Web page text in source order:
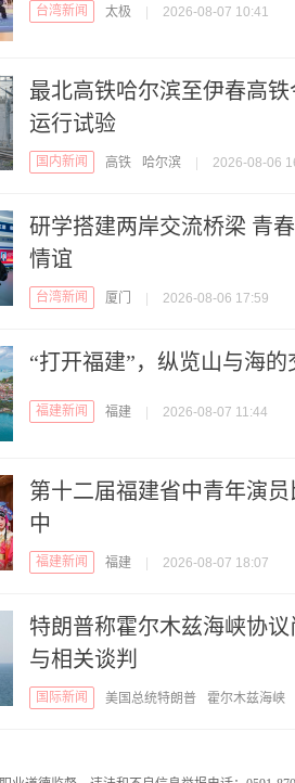
台湾新闻 太极 2026-08-07 10:41
最北高铁哈尔滨至伊春高铁
运行试验
国内新闻 高铁 哈尔滨 2026-08-06
研学搭建两岸交流桥梁 青
情谊
台湾新闻 厦门 2026-08-06 17:59
“打开福建”，纵览山与海的
福建新闻 福建 2026-08-07 11:44
第十二届福建省中青年演
中
福建新闻 福建 2026-08-07 18:07
特朗普称霍尔木兹海峡协
与相关谈判
国际新闻 美国总统特朗普 霍尔木兹海峡